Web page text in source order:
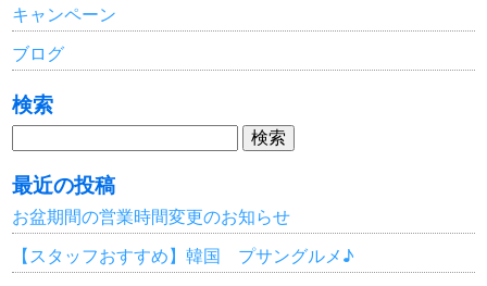
キャンペーン
ブログ
検索
検
索:
最近の投稿
お盆期間の営業時間変更のお知らせ
【スタッフおすすめ】韓国 プサングルメ♪